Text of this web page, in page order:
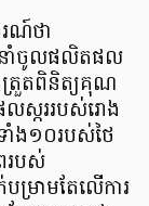
ណ៍ថា
នាំចូលផលិតផល
ត្រួតពិនិត្យគុណ
ស្កររបស់រោង
ង១០របស់ថៃ
របស់
ម្រាមតែលើការ